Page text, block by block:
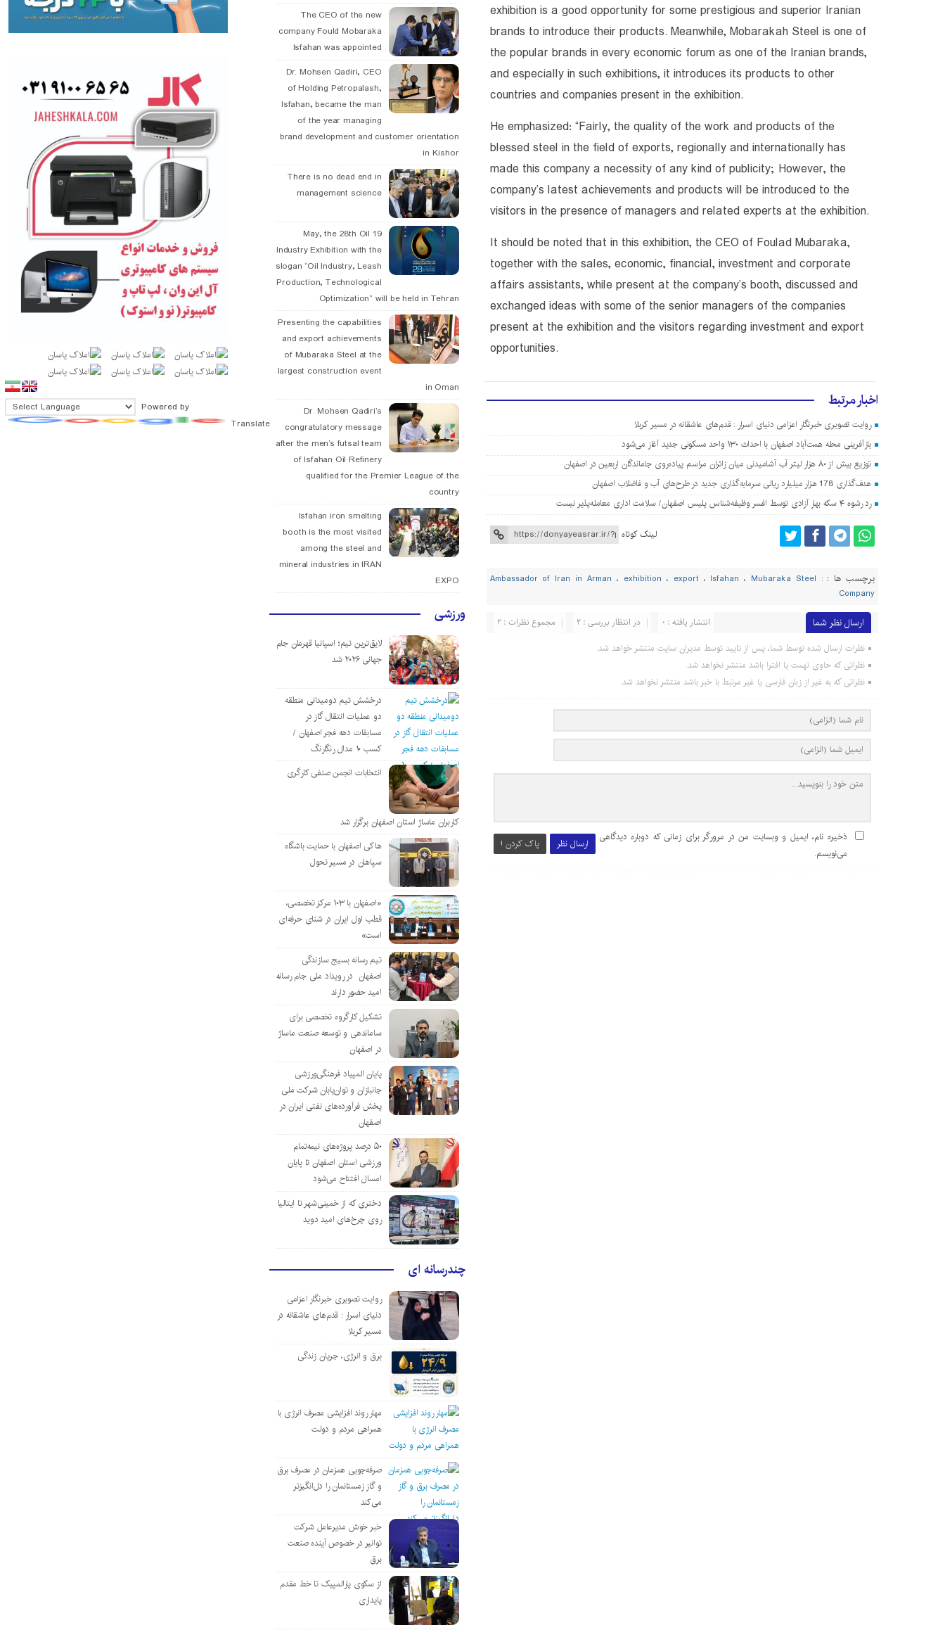
exhibition is a good opportunity for some prestigious and superior Iranian
brands to introduce their products. Meanwhile, Mobarakah Steel is one of
the popular brands in every economic forum as one of the Iranian brands,
and especially in such exhibitions, it introduces its products to other
countries and companies present in the exhibition.
He emphasized: “Fairly, the quality of the work and products of the
blessed steel in the field of exports, regionally and internationally has
made this company a necessity of any kind of publicity; However, the
company’s latest achievements and products will be introduced to the
visitors in the presence of managers and related experts at the exhibition.
It should be noted that in this exhibition, the CEO of Foulad Mubaraka,
together with the sales, economic, financial, investment and corporate
affairs assistants, while present at the company’s booth, discussed and
exchanged ideas with some of the senior managers of the companies
present at the exhibition and the visitors regarding investment and export
opportunities.
اخبار مرتبط
روایت تصویری خبرنگار اعزامی دنیای اسرار : قدم‌های عاشقانه در مسیر کربلا
بازآفرینی محله همت‌آباد اصفهان با احداث ۱۳۰ واحد مسکونی جدید آغاز می‌شود
توزیع بیش از ۸۰ هزار لیتر آب آشامیدنی میان زائران مراسم پیاده‌روی جاماندگان اربعین در اصفهان
هدف‌گذاری 178 هزار میلیارد ریالی سرمایه‌گذاری جدید در طرح‌های آب و فاضلاب اصفهان
رد رشوه ۴ سکه بهار آزادی توسط افسر وظیفه‌شناس پلیس اصفهان/ سلامت اداری معامله‌پذیر نیست
لینک کوتاه
برچسب ها : : Ambassador of Iran in Arman ، exhibition ، export ، Isfahan ، Mubaraka Steel
Company
ارسال نظر شما مجموع نظرات : 2 در انتظار بررسی : 2 انتشار یافته : 0
نظرات ارسال شده توسط شما، پس از تایید توسط مدیران سایت منتشر خواهد شد.
نظراتی که حاوی تهمت یا افترا باشد منتشر نخواهد شد.
نظراتی که به غیر از زبان فارسی یا غیر مرتبط با خبر باشد منتشر نخواهد شد.
ارسال نظر پاک کردن !
ذخیره نام، ایمیل و وبسایت من در مرورگر برای زمانی که دوباره دیدگاهی
می‌نویسم.
The CEO of the new
company Fould Mobaraka
Isfahan was appointed
Dr. Mohsen Qadiri, CEO
of Holding Petropalash,
Isfahan, became the man
of the year managing
brand development and customer orientation
in Kishor
There is no dead end in
management science
19 May, the 28th Oil
Industry Exhibition with the
slogan “Oil Industry, Leash
Production, Technological
Optimization” will be held in Tehran
Presenting the capabilities
and export achievements
of Mubaraka Steel at the
largest construction event
in Oman
Dr. Mohsen Qadiri’s
congratulatory message
after the men’s futsal team
of Isfahan Oil Refinery
qualified for the Premier League of the
country
Isfahan iron smelting
booth is the most visited
among the steel and
mineral industries in IRAN
EXPO
ورزشی
لایق‌ترین تیم؛ اسپانیا قهرمان جام
جهانی ۲۰۲۶ شد
درخشش تیم دومیدانی منطقه
دو عملیات انتقال گاز در
مسابقات دهه فجر اصفهان /
کسب ۱۰ مدال رنگارنگ
انتخابات انجمن صنفی کارگری
کاربران ماساژ استان اصفهان برگزار شد
هاکی اصفهان با حمایت باشگاه
سپاهان در مسیر تحول
«اصفهان با ۱۰۳ مرکز تخصصی،
قطب اول ایران در شنای حرفه‌ای
است»
تیم رسانه بسیج سازندگی
اصفهان در رویداد ملی جام رسانه
امید حضور دارند
تشکیل کارگروه تخصصی برای
ساماندهی و توسعه صنعت ماساژ
در اصفهان
پایان المپیاد فرهنگی‌ورزشی
جانبازان و توان‌یابان شرکت ملی
پخش فرآورده‌های نفتی ایران در
اصفهان
۵۰ درصد پروژه‌های نیمه‌تمام
ورزشی استان اصفهان تا پایان
امسال افتتاح می‌شود
دختری که از خمینی‌شهر تا ایتالیا
روی چرخ‌های امید دوید
چندرسانه ای
روایت تصویری خبرنگار اعزامی
دنیای اسرار : قدم‌های عاشقانه در
مسیر کربلا
برق و انرژی، جریان زندگی
مهار روند افزایشی مصرف انرژی با
همراهی مردم و دولت
صرفه‌جویی همزمان در مصرف برق
و گاز زمستانمان را دل‌انگیزتر
می‌کند
خبر خوش مدیرعامل شرکت
توانیر در خصوص آینده صنعت
برق
از سکوی پارالمپیک تا خط مقدم
پایداری
Powered by
Translate